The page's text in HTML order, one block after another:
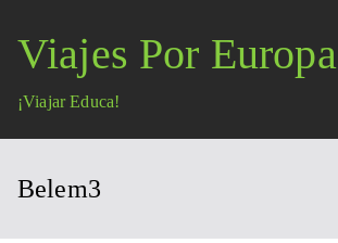
contenido
Viajes Por Europa
¡Viajar Educa!
Belem3